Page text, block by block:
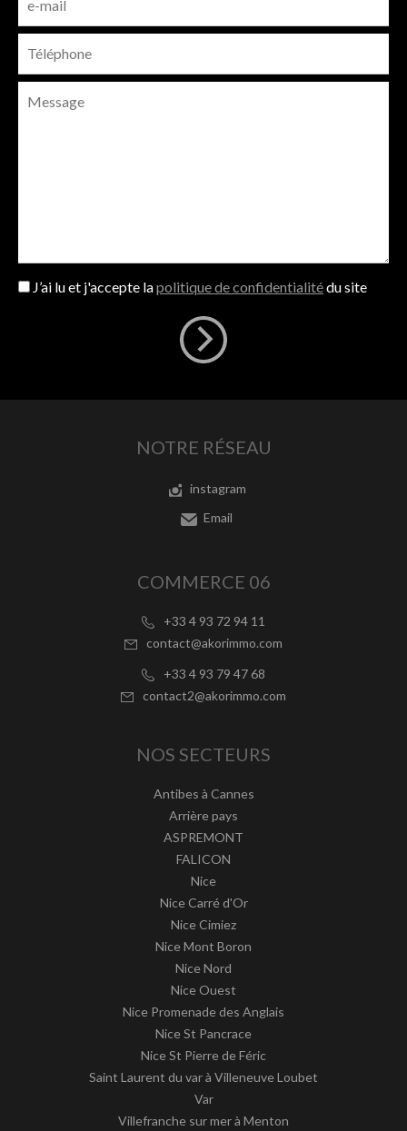
J’ai lu et j'accepte lapolitique de confidentialitédu site
NOTRE RÉSEAU
instagram
Email
COMMERCE 06
+33 4 93 72 94 11
contact@akorimmo.com
+33 4 93 79 47 68
contact2@akorimmo.com
NOS SECTEURS
Antibes à Cannes
Arrière pays
ASPREMONT
FALICON
Nice
Nice Carré d'Or
Nice Cimiez
Nice Mont Boron
Nice Nord
Nice Ouest
Nice Promenade des Anglais
Nice St Pancrace
Nice St Pierre de Féric
Saint Laurent du var à Villeneuve Loubet
Var
Villefranche sur mer à Menton